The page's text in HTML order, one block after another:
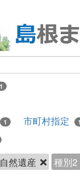
1
1 市町村指定
自然遺産
種別2